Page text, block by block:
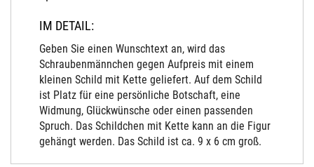
IM DETAIL:
Geben Sie einen Wunschtext an, wird das
Schraubenmännchen gegen Aufpreis mit einem
kleinen Schild mit Kette geliefert. Auf dem Schild
ist Platz für eine persönliche Botschaft, eine
Widmung, Glückwünsche oder einen passenden
Spruch. Das Schildchen mit Kette kann an die Figur
gehängt werden. Das Schild ist ca. 9 x 6 cm groß.